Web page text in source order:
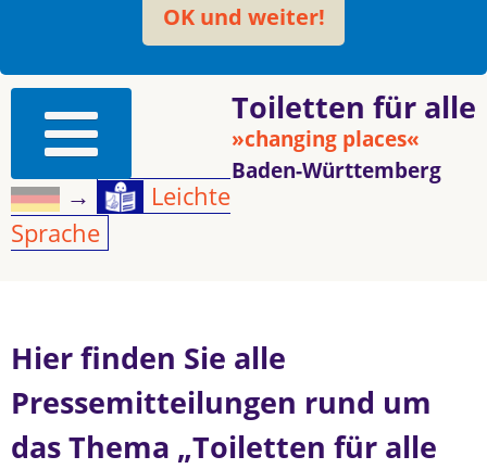
OK und weiter!
Toiletten für alle
»changing places«
Baden-Württemberg
→
Leichte
Sprache
Hier finden Sie alle
Pressemitteilungen rund um
das Thema „Toiletten für alle